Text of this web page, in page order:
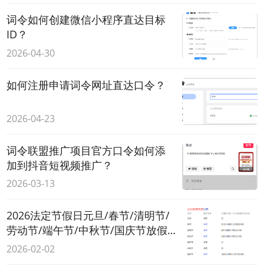
词令如何创建微信小程序直达目标
ID？
2026-04-30
如何注册申请词令网址直达口令？
2026-04-23
词令联盟推广项目官方口令如何添
加到抖音短视频推广？
2026-03-13
2026法定节假日元旦/春节/清明节/
劳动节/端午节/中秋节/国庆节放假
时间内高速免费通行吗？
2026-02-02